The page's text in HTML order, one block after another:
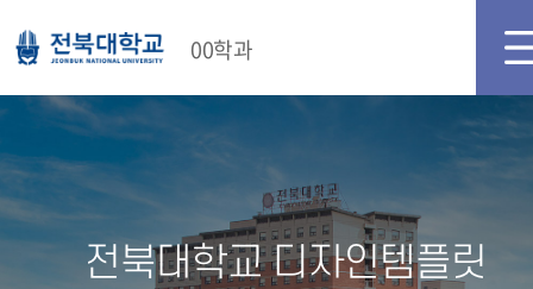
00학과
전북대학교 디자인템플릿